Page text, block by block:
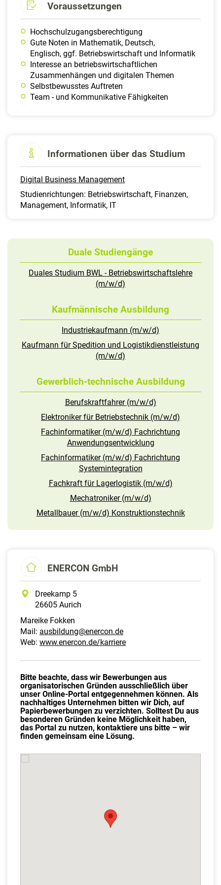
Voraussetzungen
Hochschulzugangsberechtigung
Gute Noten in Mathematik, Deutsch,
Englisch, ggf. Betriebswirtschaft und Informatik
Interesse an betriebswirtschaftlichen
Zusammenhängen und digitalen Themen
Selbstbewusstes Auftreten
Team - und Kommunikative Fähigkeiten
Informationen über das Studium
Digital Business Management
Studienrichtungen: Betriebswirtschaft, Finanzen,
Management, Informatik, IT
Duale Studiengänge
Duales Studium BWL - Betriebswirtschaftslehre
(m/w/d)
Kaufmännische Ausbildung
Industriekaufmann (m/w/d)
Kaufmann für Spedition und Logistikdienstleistung
(m/w/d)
Gewerblich-technische Ausbildung
Berufskraftfahrer (m/w/d)
Elektroniker für Betriebstechnik (m/w/d)
Fachinformatiker (m/w/d) Fachrichtung
Anwendungsentwicklung
Fachinformatiker (m/w/d) Fachrichtung
Systemintegration
Fachkraft für Lagerlogistik (m/w/d)
Mechatroniker (m/w/d)
Metallbauer (m/w/d) Konstruktionstechnik
ENERCON GmbH
Dreekamp 5
26605 Aurich
Mareike Fokken
Mail: ausbildung@enercon.de
Web: www.enercon.de/karriere
Bitte beachte, dass wir Bewerbungen aus
organisatorischen Gründen ausschließlich über
unser Online-Portal entgegennehmen können. Als
nachhaltiges Unternehmen bitten wir Dich, auf
Papierbewerbungen zu verzichten. Solltest Du aus
besonderen Gründen keine Möglichkeit haben,
das Portal zu nutzen, kontaktiere uns bitte – wir
finden gemeinsam eine Lösung.